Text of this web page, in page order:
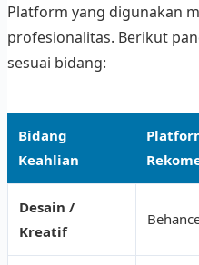
Platform yang digunakan
profesionalitas. Berikut
sesuai bidang:
Bidang
Keahlian
Desain /
Kreatif